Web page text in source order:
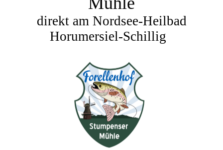
direkt am Nordsee-Heilbad
Horumersiel-Schillig